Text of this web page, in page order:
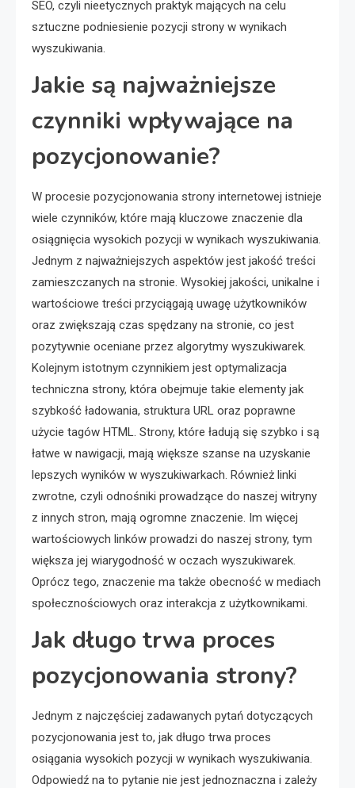
SEO, czyli nieetycznych praktyk mających na celu
sztuczne podniesienie pozycji strony w wynikach
wyszukiwania.
Jakie są najważniejsze
czynniki wpływające na
pozycjonowanie?
W procesie pozycjonowania strony internetowej istnieje
wiele czynników, które mają kluczowe znaczenie dla
osiągnięcia wysokich pozycji w wynikach wyszukiwania.
Jednym z najważniejszych aspektów jest jakość treści
zamieszczanych na stronie. Wysokiej jakości, unikalne i
wartościowe treści przyciągają uwagę użytkowników
oraz zwiększają czas spędzany na stronie, co jest
pozytywnie oceniane przez algorytmy wyszukiwarek.
Kolejnym istotnym czynnikiem jest optymalizacja
techniczna strony, która obejmuje takie elementy jak
szybkość ładowania, struktura URL oraz poprawne
użycie tagów HTML. Strony, które ładują się szybko i są
łatwe w nawigacji, mają większe szanse na uzyskanie
lepszych wyników w wyszukiwarkach. Również linki
zwrotne, czyli odnośniki prowadzące do naszej witryny
z innych stron, mają ogromne znaczenie. Im więcej
wartościowych linków prowadzi do naszej strony, tym
większa jej wiarygodność w oczach wyszukiwarek.
Oprócz tego, znaczenie ma także obecność w mediach
społecznościowych oraz interakcja z użytkownikami.
Jak długo trwa proces
pozycjonowania strony?
Jednym z najczęściej zadawanych pytań dotyczących
pozycjonowania jest to, jak długo trwa proces
osiągania wysokich pozycji w wynikach wyszukiwania.
Odpowiedź na to pytanie nie jest jednoznaczna i zależy